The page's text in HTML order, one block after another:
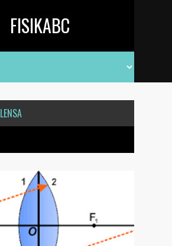
FISIKABC
LENSA